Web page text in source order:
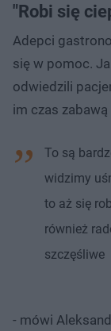
"Robi się
Adepci
się w pomoc.
odwiedzili
im czas
To są
widzimy
to aż się
również
szczęśliwe
- mówi